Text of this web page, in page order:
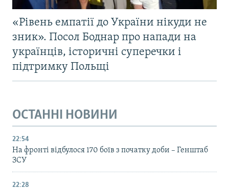
«Рівень емпатії до України нікуди не
зник». Посол Боднар про напади на
українців, історичні суперечки і
підтримку Польщі
ОСТАННІ НОВИНИ
22:54
На фронті відбулося 170 боїв з початку доби – Генштаб
ЗСУ
22:28